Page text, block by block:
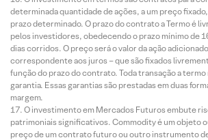
determinada quantidade de ações, a um preço
prazo determinado. O prazo do contrato a Termo é
pelos investidores, obedecendo o prazo mínimo de
dias corridos. O preço será o valor da ação
correspondente aos juros – que são fixados
função do prazo do contrato. Toda transação a
garantia. Essas garantias são prestadas em duas
margem.
O investimento em Mercados Futuros embute
patrimoniais significativos. Commodity é um objeto
preço de um contrato futuro ou outro instrumento